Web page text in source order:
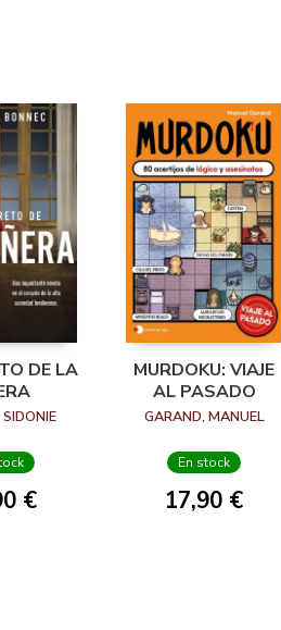
DE LA
€
MURDOKU: VIAJE
AL PASADO
GARAND, MANUEL
En stock
17,90 €